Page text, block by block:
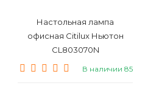
Настольная лампа
офисная Citilux Ньютон
CL803070N
В наличии 85